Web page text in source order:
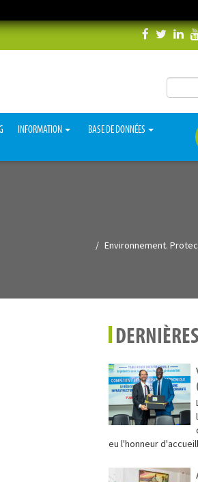
INFORMATION BASE DE DONNÉES
Environnement.
eu l'honneur